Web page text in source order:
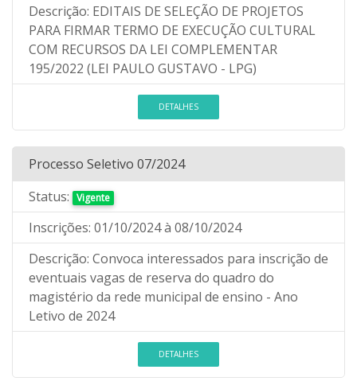
Descrição: EDITAIS DE SELEÇÃO DE PROJETOS
PARA FIRMAR TERMO DE EXECUÇÃO CULTURAL
COM RECURSOS DA LEI COMPLEMENTAR
195/2022 (LEI PAULO GUSTAVO - LPG)
DETALHES
Processo Seletivo 07/2024
Status: Vigente
Inscrições: 01/10/2024à 08/10/2024
Descrição: Convoca interessados para inscrição de
eventuais vagas de reserva do quadro do
magistério da rede municipal de ensino - Ano
Letivo de 2024
DETALHES